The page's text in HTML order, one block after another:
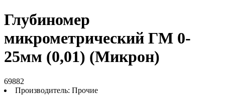
Глубиномер
микрометрический ГМ 0-
25мм (0,01) (Микрон)
69882
Производитель: Прочие